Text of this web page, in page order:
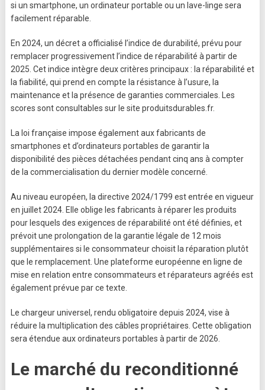
si un smartphone, un ordinateur portable ou un lave-linge sera
facilement réparable.
En 2024, un décret a officialisé l’indice de durabilité, prévu pour
remplacer progressivement l’indice de réparabilité à partir de
2025. Cet indice intègre deux critères principaux : la réparabilité et
la fiabilité, qui prend en compte la résistance à l’usure, la
maintenance et la présence de garanties commerciales. Les
scores sont consultables sur le site produitsdurables.fr.
La loi française impose également aux fabricants de
smartphones et d’ordinateurs portables de garantir la
disponibilité des pièces détachées pendant cinq ans à compter
de la commercialisation du dernier modèle concerné.
Au niveau européen, la directive 2024/1799 est entrée en vigueur
en juillet 2024. Elle oblige les fabricants à réparer les produits
pour lesquels des exigences de réparabilité ont été définies, et
prévoit une prolongation de la garantie légale de 12 mois
supplémentaires si le consommateur choisit la réparation plutôt
que le remplacement. Une plateforme européenne en ligne de
mise en relation entre consommateurs et réparateurs agréés est
également prévue par ce texte.
Le chargeur universel, rendu obligatoire depuis 2024, vise à
réduire la multiplication des câbles propriétaires. Cette obligation
sera étendue aux ordinateurs portables à partir de 2026.
Le marché du reconditionné